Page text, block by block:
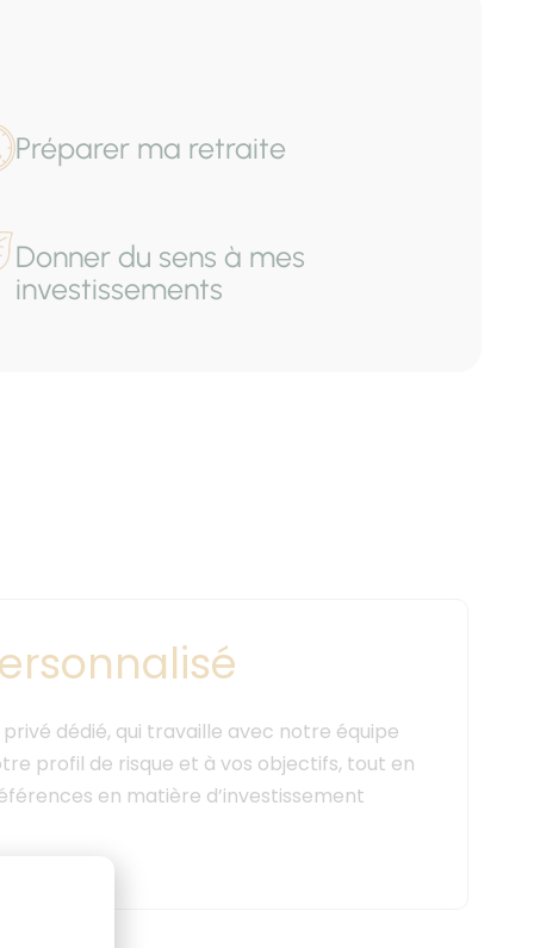
Préparer ma retraite
Donner du sens à mes
investissements
dédié, qui travaille avec notre équipe
profil de risque et à vos objectifs, tout en
en matière d’investissement